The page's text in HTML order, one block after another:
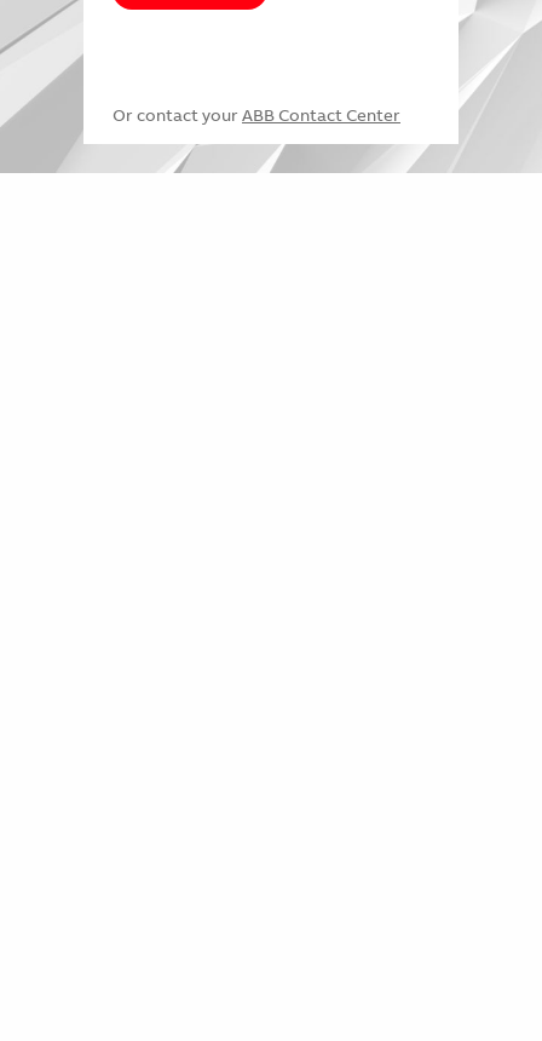
Or contact your ABB Contact Center